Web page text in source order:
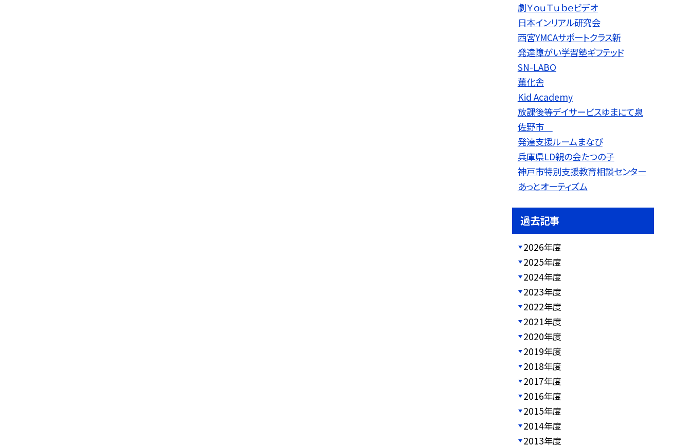
劇ＹｏｕＴｕｂｅビデオ
日本インリアル研究会
西宮YMCAサポートクラス新
発達障がい学習塾ギフテッド
SN-LABO
薫化舎
Kid Academy
放課後等デイサービスゆまにて泉
佐野市
発達支援ルームまなび
兵庫県LD親の会たつの子
神戸市特別支援教育相談センター
あっとオーティズム
過去記事
2026年度
2025年度
2024年度
2023年度
2022年度
2021年度
2020年度
2019年度
2018年度
2017年度
2016年度
2015年度
2014年度
2013年度